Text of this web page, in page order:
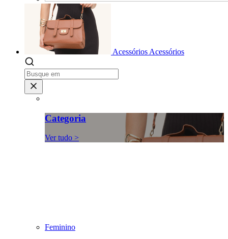
Acessórios Acessórios
Categoria
Ver tudo >
Feminino